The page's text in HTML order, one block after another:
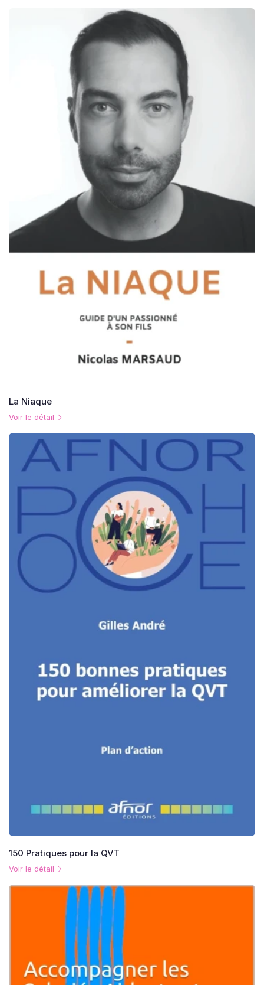
La Niaque
Voir le détail
150 Pratiques pour la QVT
Voir le détail